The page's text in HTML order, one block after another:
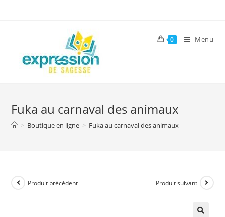
0 Menu
Fuka au carnaval des animaux
> Boutique en ligne > Fuka au carnaval des animaux
Produit précédent Produit suivant